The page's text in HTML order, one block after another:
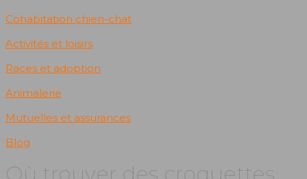
Cohabitation chien-chat
Activités et loisirs
Races et adoption
Animalerie
Mutuelles et assurances
Blog
Où trouver des croquettes